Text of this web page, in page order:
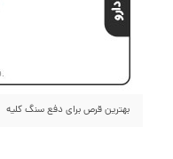
بهترین قرص برای دفع سنگ کلیه